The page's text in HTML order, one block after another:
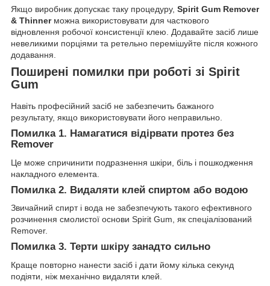
Якщо виробник допускає таку процедуру, Spirit Gum Remover
& Thinnerможна використовувати для часткового
відновлення робочої консистенції клею. Додавайте засіб лише
невеликими порціями та ретельно перемішуйте після кожного
додавання.
Поширені помилки при роботі зі Spirit
Gum
Навіть професійний засіб не забезпечить бажаного
результату, якщо використовувати його неправильно.
Помилка 1. Намагатися відірвати протез без
Remover
Це може спричинити подразнення шкіри, біль і пошкодження
накладного елемента.
Помилка 2. Видаляти клей спиртом або водою
Звичайний спирт і вода не забезпечують такого ефективного
розчинення смолистої основи Spirit Gum, як спеціалізований
Remover.
Помилка 3. Терти шкіру занадто сильно
Краще повторно нанести засіб і дати йому кілька секунд
подіяти, ніж механічно видаляти клей.